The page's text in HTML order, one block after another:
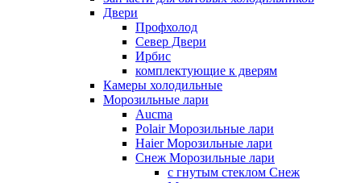
Двери
Профхолод
Север Двери
Ирбис
комплектующие к дверям
Камеры холодильные
Морозильные лари
Aucma
Polair Морозильные лари
Haier Морозильные лари
Снеж Морозильные лари
с гнутым стеклом Снеж